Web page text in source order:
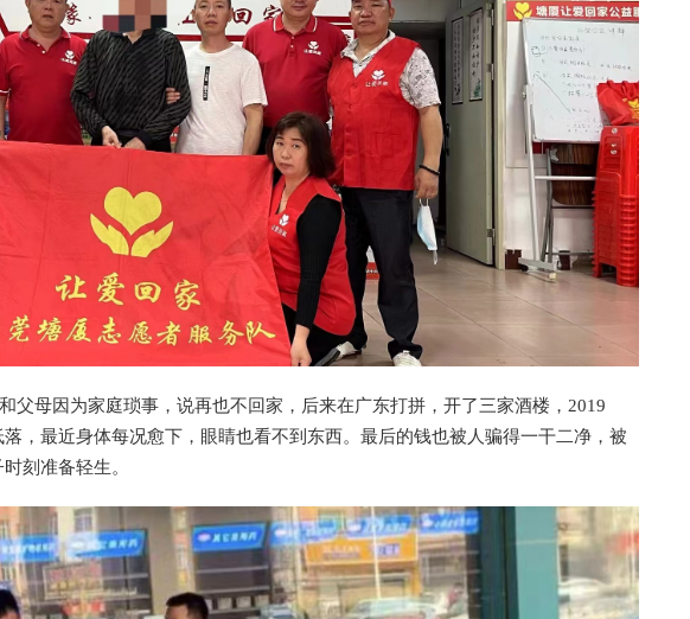
因为家庭琐事，说再也不回家，后来在广东打拼，开了三家酒楼，2019
，最近身体每况愈下，眼睛也看不到东西。最后的钱也被人骗得一干二净，被
刻准备轻生。